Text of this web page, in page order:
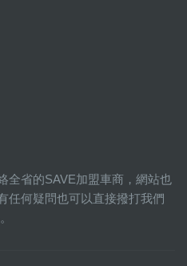
全省的SAVE加盟車商，網站也
任何疑問也可以直接撥打我們